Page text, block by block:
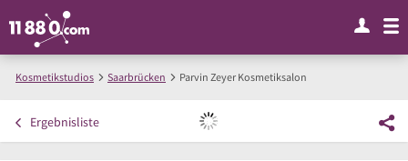
Kosmetikstudios Saarbrücken Parvin Zeyer Kosmetiksalon
Ergebnisliste